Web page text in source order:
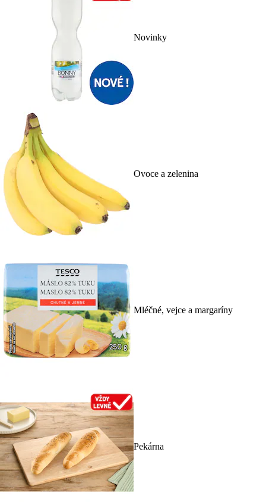
Novinky
Ovoce a zelenina
Mléčné, vejce a margaríny
Pekárna